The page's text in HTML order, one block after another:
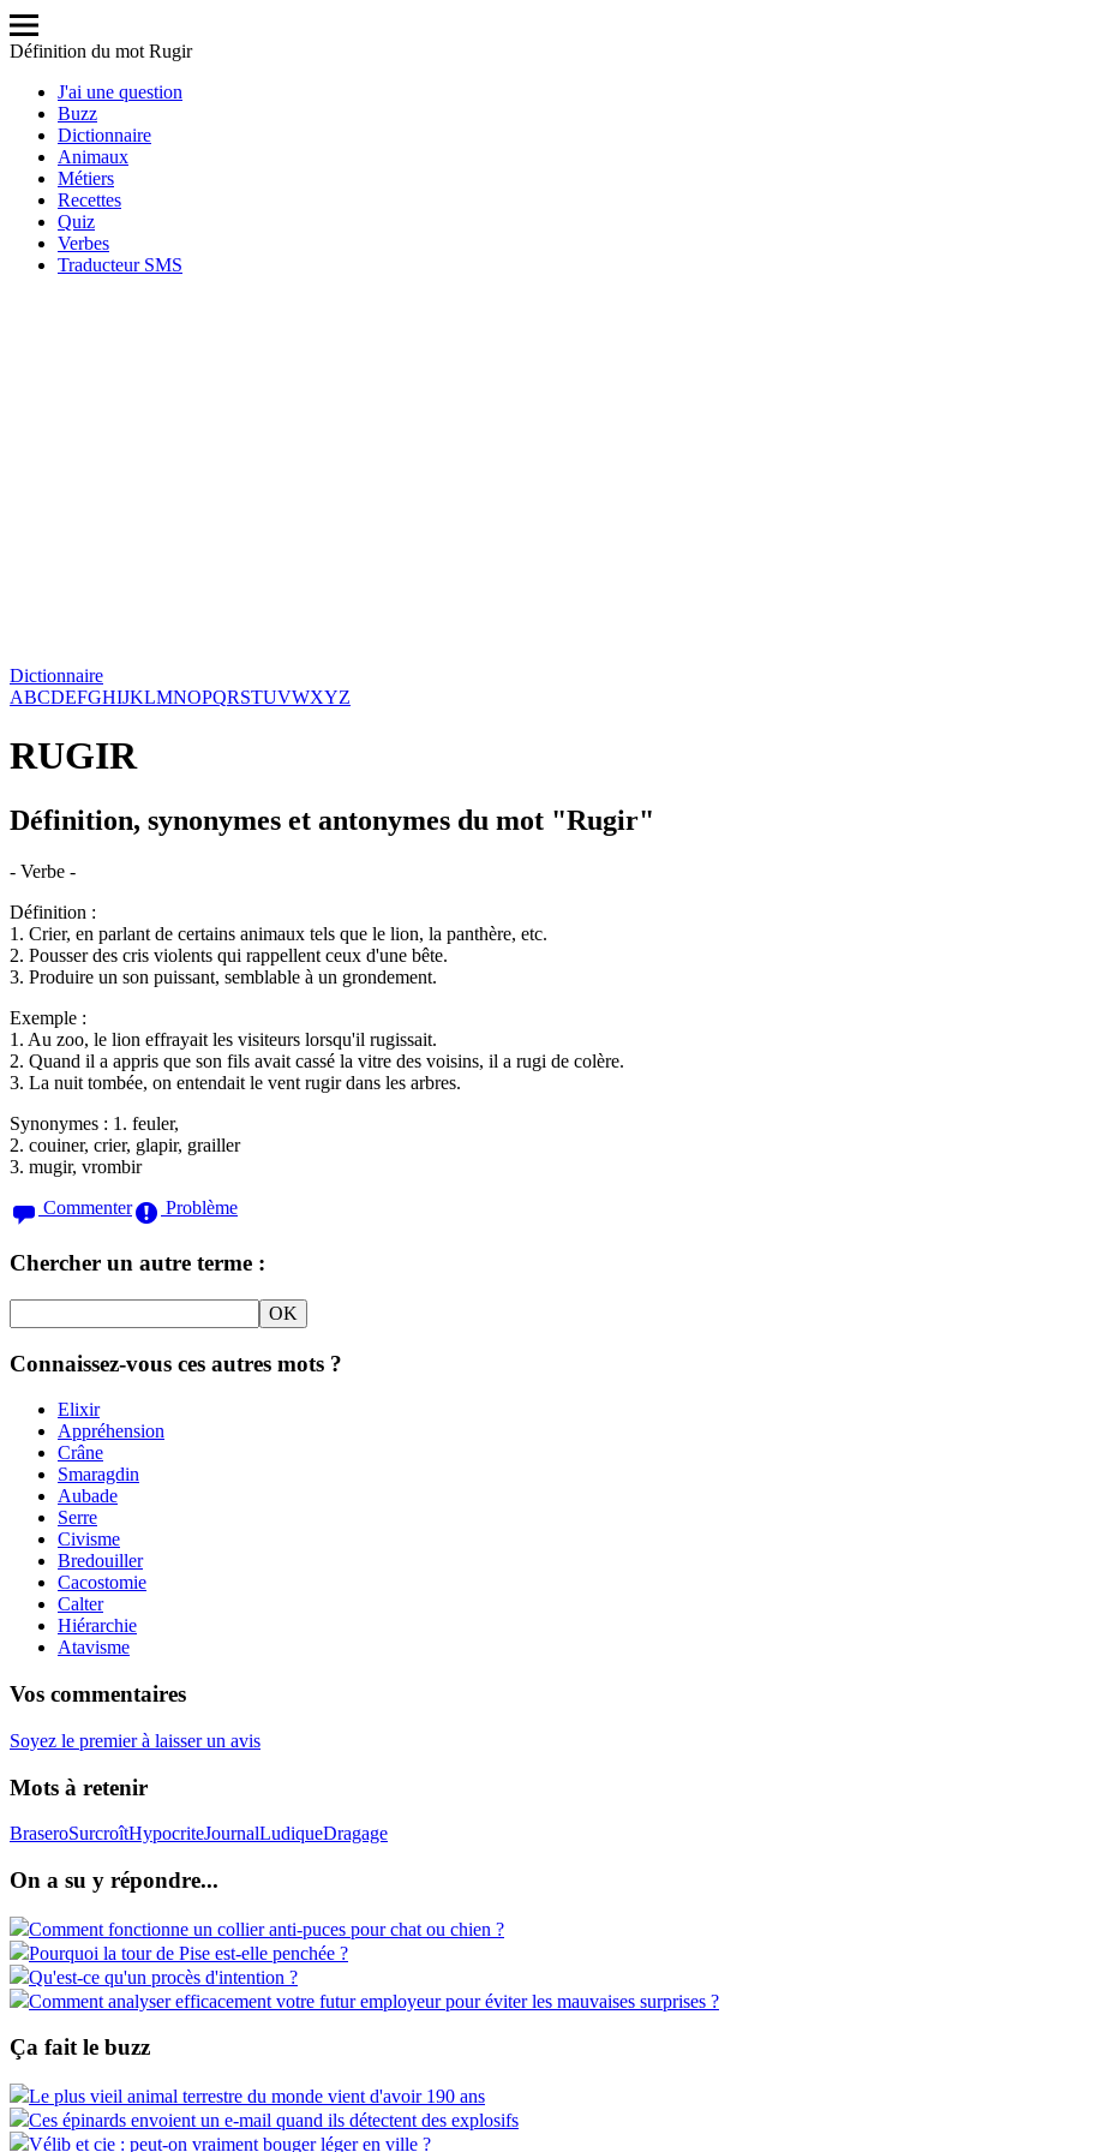
Définition du mot Rugir
J'ai une question
Buzz
Dictionnaire
Animaux
Métiers
Recettes
Quiz
Verbes
Traducteur SMS
Dictionnaire
ABCDEFGHIJKLMNOPQRSTUVWXYZ
RUGIR
Définition, synonymes et antonymes du mot "Rugir"
- Verbe -
Définition :
1. Crier, en parlant de certains animaux tels que le lion, la panthère, etc.
2. Pousser des cris violents qui rappellent ceux d'une bête.
3. Produire un son puissant, semblable à un grondement.
Exemple :
1. Au zoo, le lion effrayait les visiteurs lorsqu'il rugissait.
2. Quand il a appris que son fils avait cassé la vitre des voisins, il a rugi de colère.
3. La nuit tombée, on entendait le vent rugir dans les arbres.
Synonymes : 1. feuler,
2. couiner, crier, glapir, grailler
3. mugir, vrombir
Commenter
Problème
Chercher un autre terme :
Connaissez-vous ces autres mots ?
Elixir
Appréhension
Crâne
Smaragdin
Aubade
Serre
Civisme
Bredouiller
Cacostomie
Calter
Hiérarchie
Atavisme
Vos commentaires
Soyez le premier à laisser un avis
Mots à retenir
BraseroSurcroîtHypocriteJournalLudiqueDragage
On a su y répondre...
Comment fonctionne un collier anti-puces pour chat ou chien ?
Pourquoi la tour de Pise est-elle penchée ?
Qu'est-ce qu'un procès d'intention ?
Comment analyser efficacement votre futur employeur pour éviter les mauvaises surprises ?
Ça fait le buzz
Le plus vieil animal terrestre du monde vient d'avoir 190 ans
Ces épinards envoient un e-mail quand ils détectent des explosifs
Vélib et cie : peut-on vraiment bouger léger en ville ?